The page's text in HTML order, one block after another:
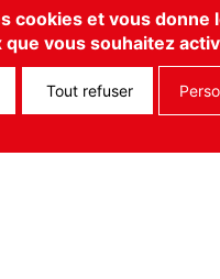
Téléchargez FEST!
Open App
cookies et vous donne
que vous souhaitez
Tout refuser